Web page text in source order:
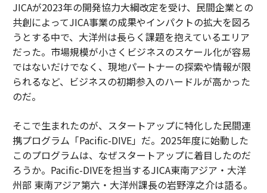
JICAが2023年の開発協力大綱改定を受け、民間企業との
共創によってJICA事業の成果やインパクトの拡大を図ろ
うとする中で、大洋州は長らく課題を抱えているエリア
だった。市場規模が小さくビジネスのスケール化が容易
ではないだけでなく、現地パートナーの探索や情報が限
られるなど、ビジネスの初期参入のハードルが高かった
のだ。
そこで生まれたのが、スタートアップに特化した民間連
携プログラム「Pacific-DIVE」だ。2025年度に始動した
このプログラムは、なぜスタートアップに着目したのだ
ろうか。Pacific-DIVEを担当するJICA東南アジア・大洋
州部 東南アジア第六・大洋州課長の岩野淳之介は語る。